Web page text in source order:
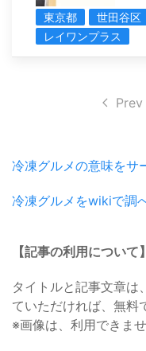
東京都 世田谷区
レイワンプラス
Prev
冷凍グルメの意味をサ
冷凍グルメをwikiで調べ
【記事の利用について】
タイトルと記事文章は
ていただければ、無料
※画像は、利用できま